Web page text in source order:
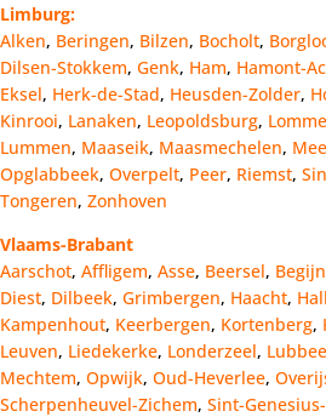
Limburg:
Alken, Beringen, Bilzen, Bocholt,
Dilsen-Stokkem, Genk, Ham, Hamont-
Eksel, Herk-de-Stad, Heusden-Zolder,
Kinrooi, Lanaken, Leopoldsburg,
Lummen, Maaseik, Maasmechelen,
Opglabbeek, Overpelt, Peer, Riemst,
Tongeren, Zonhoven
Vlaams-Brabant
Aarschot, Affligem, Asse, Beersel,
Diest, Dilbeek, Grimbergen, Haacht,
Kampenhout, Keerbergen, Kortenberg,
Leuven, Liedekerke, Londerzeel,
Mechtem, Opwijk, Oud-Heverlee,
Scherpenheuvel-Zichem, Sint-